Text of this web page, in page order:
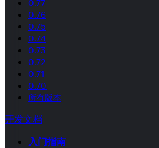
0.77
0.76
0.75
0.74
0.73
0.72
0.71
0.70
所有版本
开发文档
入门指南